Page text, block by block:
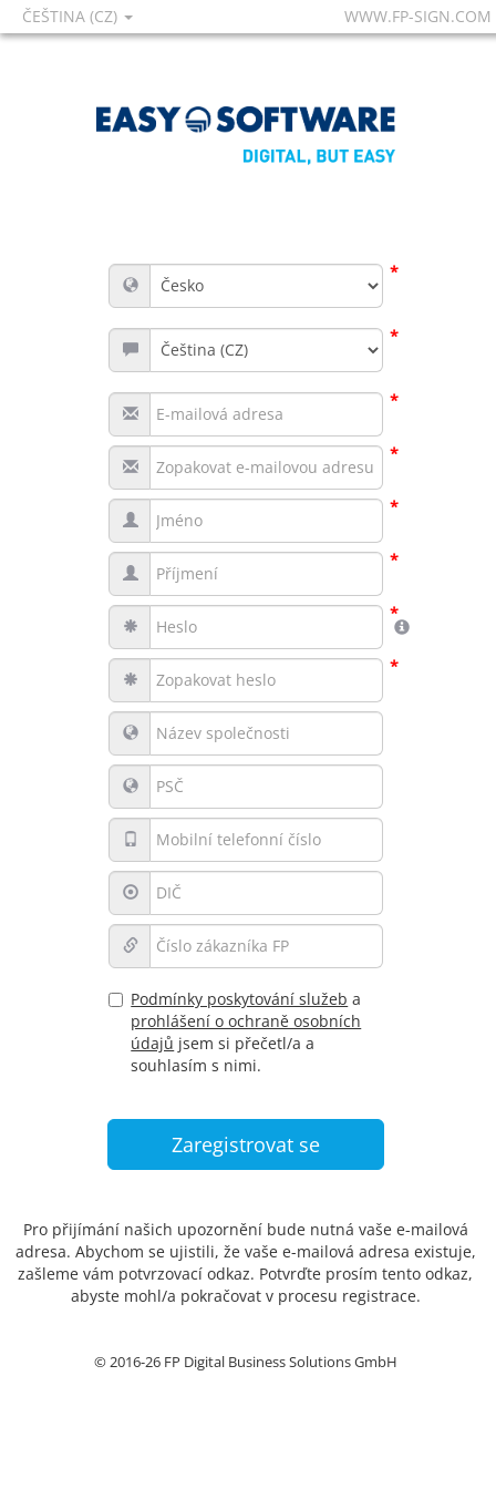
ČEŠTINA (CZ) WWW.FP-SIGN.COM
*
*
*
*
*
*
*
*
Podmínky poskytování služeb a
prohlášení o ochraně osobních
údajů jsem si přečetl/a a
souhlasím s nimi.
Pro přijímání našich upozornění bude nutná vaše e-mailová
adresa. Abychom se ujistili, že vaše e-mailová adresa existuje,
zašleme vám potvrzovací odkaz. Potvrďte prosím tento odkaz,
abyste mohl/a pokračovat v procesu registrace.
© 2016-26 FP Digital Business Solutions GmbH